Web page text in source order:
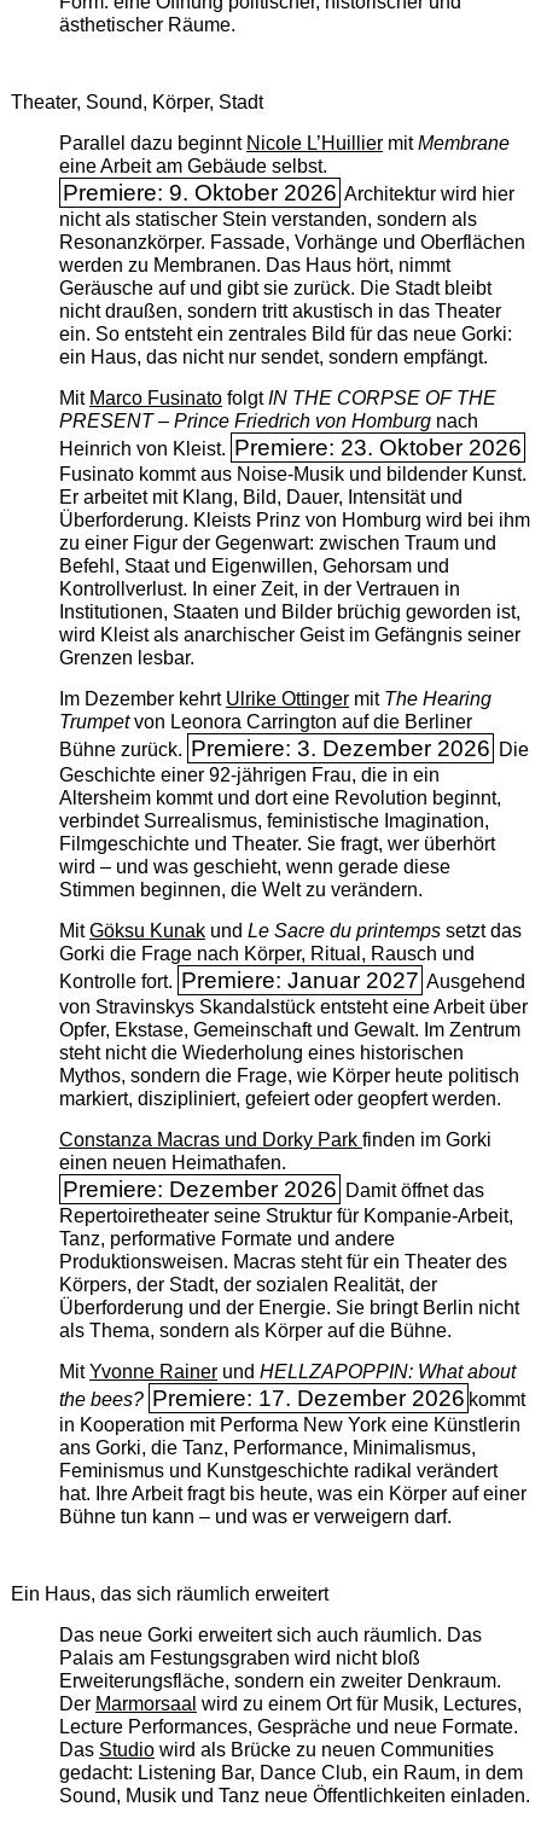
ästhetischer Räume.
Theater, Sound, Körper, Stadt
Parallel dazu beginnt Nicole L’Huilliermit ­Membrane
eine Arbeit am Gebäude selbst.
Premiere: 9. Oktober 2026 Architektur wird hier
nicht als statischer Stein verstanden, sondern als
Resonanzkörper. Fassade, Vorhänge und Oberflächen
werden zu Membranen. Das Haus hört, nimmt
Geräusche auf und gibt sie zurück. Die Stadt bleibt
nicht draußen, sondern tritt akustisch in das Theater
ein. So entsteht ein zentrales Bild für das neue Gorki:
ein Haus, das nicht nur sendet, sondern empfängt.
Mit Marco FusinatofolgtIN THE CORPSE OF THE
PRESENT – Prince Friedrich von Homburgnach
Heinrich von Kleist. Premiere: 23. Oktober 2026
Fusinato kommt aus Noise-Musik und bildender Kunst.
Er arbeitet mit Klang, Bild, Dauer, Intensität und
Überforderung. Kleists Prinz von Homburg wird bei ihm
zu einer Figur der Gegenwart: zwischen Traum und
Befehl, Staat und Eigenwillen, Gehorsam und
Kontrollverlust. In einer Zeit, in der Vertrauen in
Institutionen, Staaten und Bilder brüchig geworden ist,
wird Kleist als anarchischer Geist im Gefängnis seiner
Grenzen lesbar.
Im Dezember kehrt Ulrike Ottingermit The ­Hearing
Trumpetvon Leonora Carrington auf die Berliner
Bühne zurück. Premiere: 3. Dezember 2026 Die
Geschichte einer 92-jährigen Frau, die in ein
Altersheim kommt und dort eine Revolution beginnt,
verbindet Surrealismus, feministische Imagination,
Filmgeschichte und Theater. Sie fragt, wer überhört
wird – und was geschieht, wenn gerade diese
Stimmen beginnen, die Welt zu verändern.
MitGöksu Kunakund Le Sacre du printempssetzt das
Gorki die Frage nach Körper, Ritual, Rausch und
Kontrolle fort. Premiere: Januar 2027 Ausgehend
von Stravinskys Skandalstück entsteht eine Arbeit über
Opfer, Ekstase, Gemeinschaft und Gewalt. Im Zentrum
steht nicht die Wiederholung eines historischen
Mythos, sondern die Frage, wie Körper heute politisch
markiert, diszipliniert, gefeiert oder geopfert werden.
Constanza Macras und Dorky Park finden im Gorki
einen neuen Heimathafen.
Premiere: Dezember 2026 Damit öffnet das
Repertoiretheater seine Struktur für Kompanie-Arbeit,
Tanz, performative Formate und andere
Produktionsweisen. Macras steht für ein Theater des
Körpers, der Stadt, der sozialen Realität, der
Überforderung und der Energie. Sie bringt Berlin nicht
als Thema, sondern als Körper auf die Bühne.
MitYvonne Rainerund HELLZAPOPPIN: What about
the bees? Premiere: 17. Dezember 2026 kommt
in Kooperation mit Performa New York eine Künstlerin
ans Gorki, die Tanz, Performance, Minimalismus,
Feminismus und Kunstgeschichte radikal verändert
hat. Ihre Arbeit fragt bis heute, was ein Körper auf einer
Bühne tun kann – und was er verweigern darf.
Ein Haus, das sich räumlich erweitert
Das neue Gorki erweitert sich auch räumlich. Das
Palais am Festungsgraben wird nicht bloß
Erweiterungsfläche, sondern ein zweiter Denkraum.
Der Marmorsaal wird zu einem Ort für Musik, Lectures,
Lecture Performances, Gespräche und neue Formate.
Das Studiowird als Brücke zu neuen Communities
gedacht: Listening Bar, Dance Club, ein Raum, in dem
Sound, Musik und Tanz neue Öffentlichkeiten einladen.